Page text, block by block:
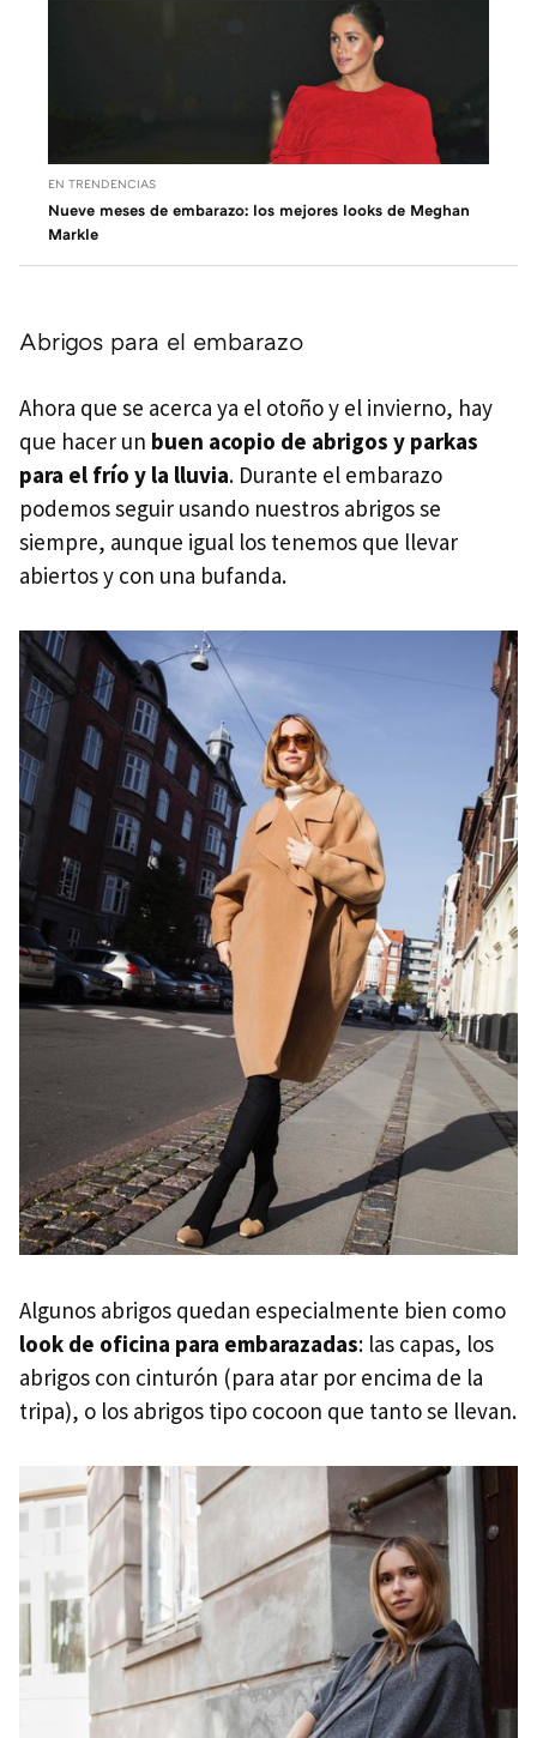
EN TRENDENCIAS
Nueve meses de embarazo: los mejores looks de Meghan
Markle
Abrigos para el embarazo
Ahora que se acerca ya el otoño y el invierno, hay
que hacer un buen acopio de abrigos y parkas
para el frío y la lluvia. Durante el embarazo
podemos seguir usando nuestros abrigos se
siempre, aunque igual los tenemos que llevar
abiertos y con una bufanda.
Algunos abrigos quedan especialmente bien como
look de oficina para embarazadas: las capas, los
abrigos con cinturón (para atar por encima de la
tripa), o los abrigos tipo cocoon que tanto se llevan.